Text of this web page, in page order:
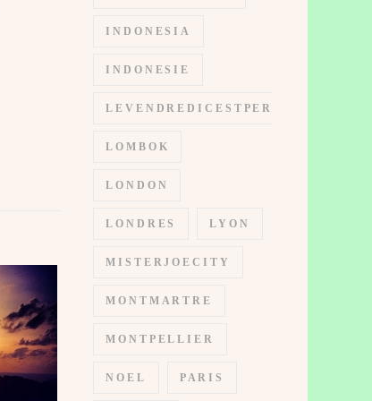
INDONESIA
INDONESIE
LEVENDREDICESTPERMIS
LOMBOK
LONDON
LONDRES LYON
MISTERJOECITY
MONTMARTRE
MONTPELLIER
NOEL PARIS